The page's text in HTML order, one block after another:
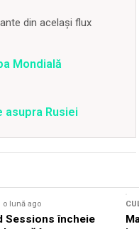
din același flux
Mondială
asupra Rusiei
o lună ago
Sessions încheie